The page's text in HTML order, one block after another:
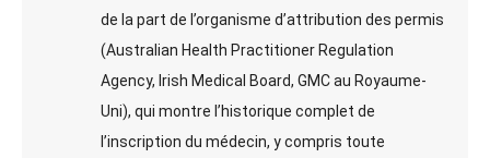
de la part de l’organisme d’attribution des permis
(Australian Health Practitioner Regulation
Agency, Irish Medical Board, GMC au Royaume-
Uni), qui montre l’historique complet de
l’inscription du médecin, y compris toute